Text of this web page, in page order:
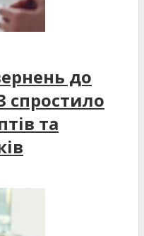
до
спростило
та